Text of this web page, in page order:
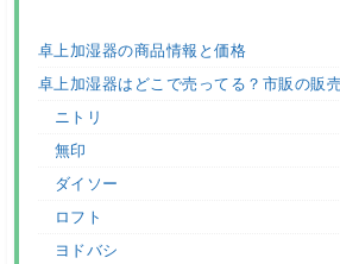
卓上加湿器の商品情報と価格
卓上加湿器はどこで売ってる？市販の販
ニトリ
無印
ダイソー
ロフト
ヨドバシ